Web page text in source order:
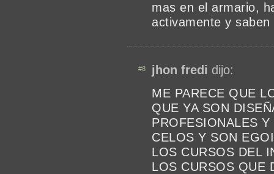
mas en el armario,
activamente y
#8 jhon fredi dijo:
ME PARECE QUE
QUE YA SON
PROFESIONALES
CELOS Y SON
LOS CURSOS DEL
LOS CURSOS QUE